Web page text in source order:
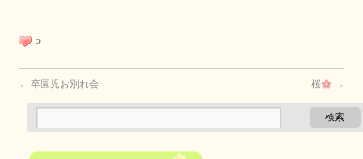
5
← 卒園児お別れ会 桜 →